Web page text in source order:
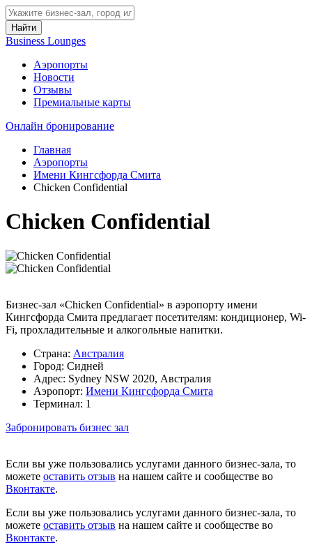
Найти
Business Lounges
Аэропорты
Новости
Отзывы
Премиальные карты
Онлайн бронирование
Главная
Аэропорты
Имени Кингсфорда Смита
Chicken Confidential
Chicken Confidential
Бизнес-зал «Chicken Confidential» в аэропорту имени
Кингсфорда Смита предлагает посетителям: кондиционер, Wi-
Fi, прохладительные и алкогольные напитки.
Страна: Австралия
Город: Сидней
Адрес: Sydney NSW 2020, Австралия
Аэропорт: Имени Кингсфорда Смита
Терминал: 1
Забронировать бизнес зал
Если вы уже пользовались услугами данного бизнес-зала, то
можете оставить отзыв на нашем сайте и сообществе во
Вконтакте.
Если вы уже пользовались услугами данного бизнес-зала, то
можете оставить отзыв на нашем сайте и сообществе во
Вконтакте.